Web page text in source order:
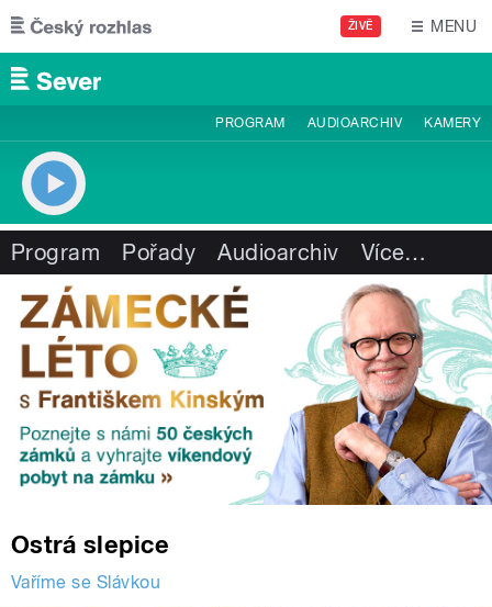
Přejít k hlavnímu obsahu
ŽIVĚ MENU
PROGRAM AUDIOARCHIV KAMERY
Program Pořady Audioarchiv Více…
Ostrá slepice
Vaříme se Slávkou